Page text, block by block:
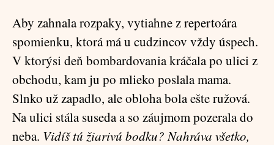
Aby zahnala rozpaky, vytiahne z repertoára
spomienku, ktorá má u cudzincov vždy úspech.
V ktorýsi deň bombardovania kráčala po ulici z
obchodu, kam ju po mlieko poslala mama.
Slnko už zapadlo, ale obloha bola ešte ružová.
Na ulici stála suseda a so záujmom pozerala do
neba. Vidíš tú žiarivú bodku? Nahráva všetko,